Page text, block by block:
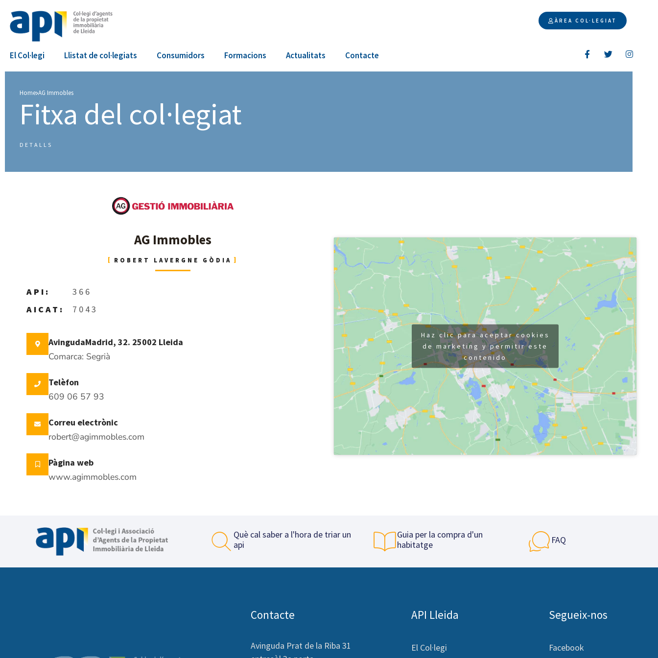
ÀREA COL·LEGIAT
El Col·legi Llistat de col·legiats Consumidors Formacions Actualitats Contacte
Home AG Immobles
Fitxa del col·legiat ​
DETALLS
AG Immobles
ROBERT LAVERGNE GÒDIA
API:
AICAT:
366
7043
AvingudaMadrid, 32. 25002 Lleida
Comarca: Segrià
Telèfon
609 06 57 93
Correu electrònic
robert@agimmobles.com
Pàgina web
www.agimmobles.com
Haz clic para aceptar cookies
de marketing y permitir este
contenido
Què cal saber a l'hora de triar un
api
Guia per la compra d'un
habitatge
FAQ
Contacte
Avinguda Prat de la Riba 31
API Lleida
El Col·legi
Segueix-nos
Facebook